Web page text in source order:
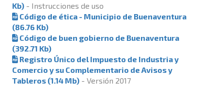
Kb) - Instrucciones de uso
Código de ética - Municipio de Buenaventura
(86.76 Kb)
Código de buen gobierno de Buenaventura
(392.71 Kb)
Registro Único del Impuesto de Industria y
Comercio y su Complementario de Avisos y
Tableros (1.14 Mb) - Versión 2017